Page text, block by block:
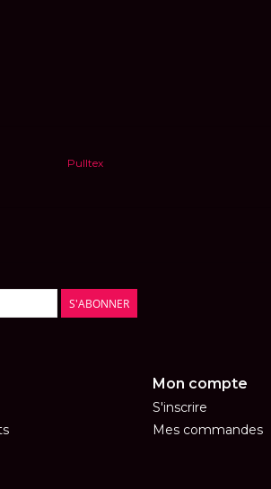
Pulltex
S'ABONNER
Mon compte
S'inscrire
Mes commandes